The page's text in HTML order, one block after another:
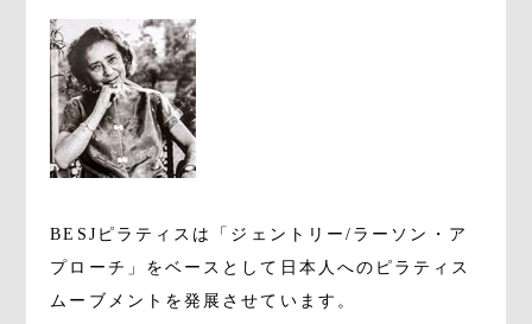
BESJピラティスは「ジェントリー/ラーソン・ア
プローチ」をベースとして日本人へのピラティス
ムーブメントを発展させています。